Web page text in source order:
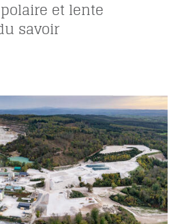
et lente
savoir